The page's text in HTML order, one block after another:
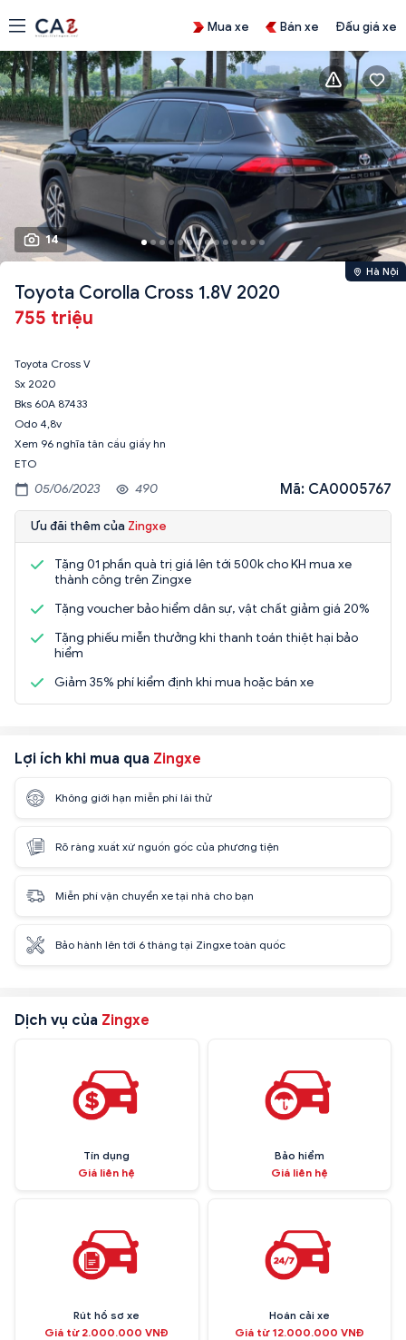
Mua xe Bán xe Đấu giá xe
14
Hà Nội
Toyota Corolla Cross 1.8V 2020
755 triệu
Toyota Cross V
Sx 2020
Bks 60A 87433
Odo 4,8v
Xem 96 nghĩa tân cầu giấy hn
ETO
05/06/2023 490 Mã: CA0005767
Ưu đãi thêm của Zingxe
Tặng 01 phần quà trị giá lên tới 500k cho KH mua xe
thành công trên Zingxe
Tặng voucher bảo hiểm dân sự, vật chất giảm giá 20%
Tặng phiếu miễn thưởng khi thanh toán thiệt hại bảo
hiểm
Giảm 35% phí kiểm định khi mua hoặc bán xe
Lợi ích khi mua qua Zingxe
Không giới hạn miễn phí lái thử
Rõ ràng xuất xứ nguồn gốc của phương tiện
Miễn phí vận chuyển xe tại nhà cho bạn
Bảo hành lên tới 6 tháng tại Zingxe toàn quốc
Dịch vụ của Zingxe
Tín dụng
Giá liên hệ
Bảo hiểm
Giá liên hệ
Rút hồ sơ xe
Giá từ 2.000.000 VNĐ
Hoán cải xe
Giá từ 12.000.000 VNĐ